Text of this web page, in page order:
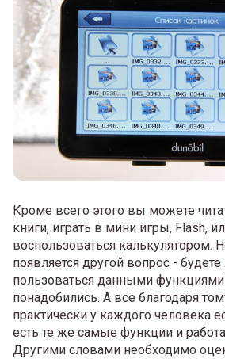
Кроме всего этого вы можете
книги, играть в мини игры, Flash,
воспользоваться калькулятором.
появляется другой вопрос -
пользоваться данными
понадобились. А все благодаря
практически у каждого человека
есть те же самые функции и
Другими словами необходимо